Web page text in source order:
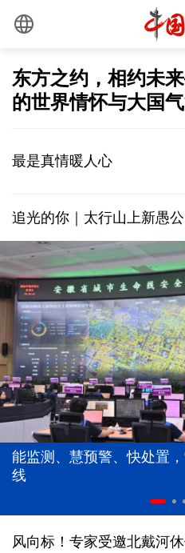
东方之约，相约未
的世界情怀与大国
最是真情暖人心
追光的你｜太行山上新愚公
能监测、慧预警、快处置
线
风向标！专家受邀北戴河